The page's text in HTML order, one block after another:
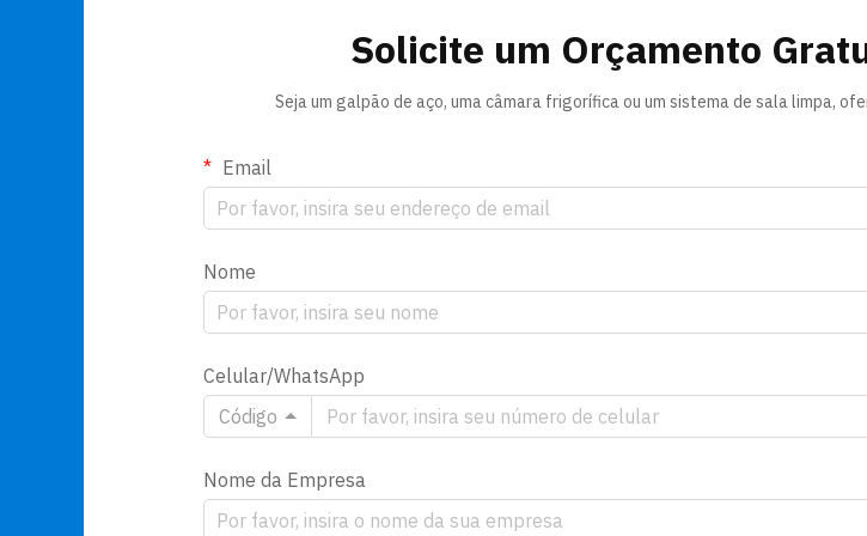
Solicite um Orçamento
Seja um galpão de aço, uma câmara frigorífica ou um sistema de sala limpa,
Email
Nome
Celular/WhatsApp
Código
Nome da Empresa